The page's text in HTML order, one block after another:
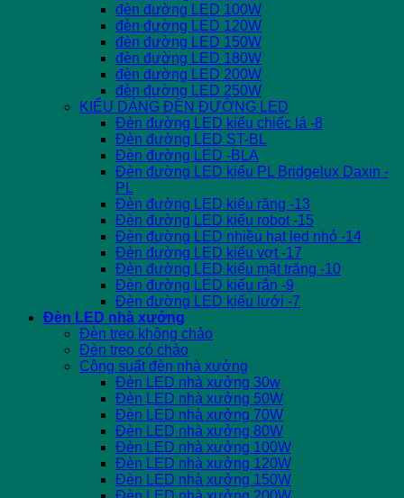
đèn đường LED 100W
đèn đường LED 120W
đèn đường LED 150W
đèn đường LED 180W
đèn đường LED 200W
đèn đường LED 250W
KIỂU DÁNG ĐÈN ĐƯỜNG LED
Đèn đường LED kiểu chiếc lá -8
Đèn đường LED ST-BL
Đèn đường LED -BLA
Đèn đường LED kiểu PL Bridgelux Daxin -
PL
Đèn đường LED kiểu răng -13
Đèn đường LED kiểu robot -15
Đèn đường LED nhiều hạt led nhỏ -14
Đèn đường LED kiểu vợt -17
Đèn đường LED kiểu mặt trăng -10
Đèn đường LED kiểu rắn -9
Đèn đường LED kiểu lưới -7
Đèn LED nhà xưởng
Đèn treo không chảo
Đèn treo có chảo
Công suất đèn nhà xưởng
Đèn LED nhà xưởng 30w
Đèn LED nhà xưởng 50W
Đèn LED nhà xưởng 70W
Đèn LED nhà xưởng 80W
Đèn LED nhà xưởng 100W
Đèn LED nhà xưởng 120W
Đèn LED nhà xưởng 150W